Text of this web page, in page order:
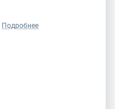
Подробнее